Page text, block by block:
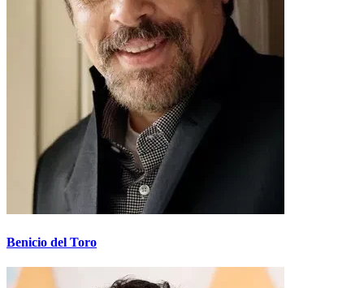
Benicio del Toro